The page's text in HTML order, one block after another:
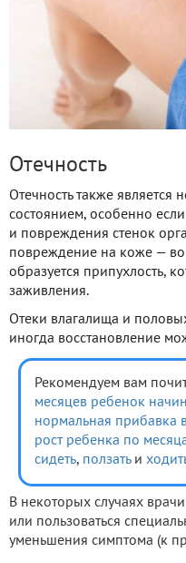
Отечность
Отечность также
состоянием, особенно
и повреждения стенок
повреждение на коже —
образуется припухлость,
заживления.
Отеки влагалища и
иногда восстановление
Рекомендуем вам
месяцев ребенок
нормальная прибавка
рост ребенка по
сидеть, ползатьи
В некоторых случаях
или пользоваться
уменьшения симптома (к